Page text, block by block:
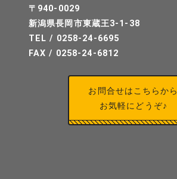
〒940-0029
新潟県長岡市東蔵王3-1-38
TEL / 0258-24-6695
FAX / 0258-24-6812
お問合せはこちらから
お気軽にどうぞ♪